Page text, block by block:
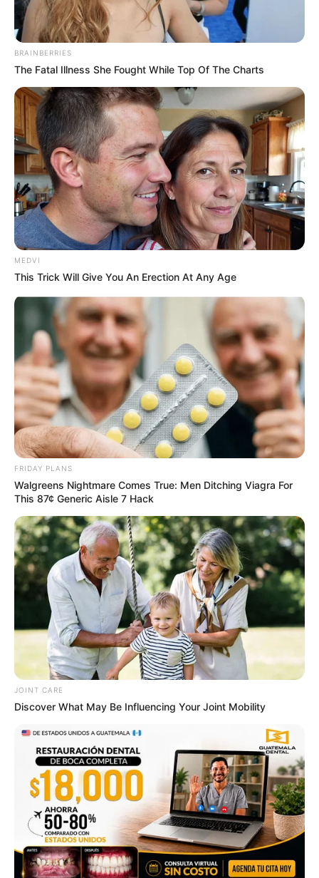
BRAINBERRIES
The Fatal Illness She Fought While Top Of The Charts
MEDVI
This Trick Will Give You An Erection At Any Age
FRIDAY PLANS
Walgreens Nightmare Comes True: Men Ditching Viagra For
This 87¢ Generic Aisle 7 Hack
JOINT CARE
Discover What May Be Influencing Your Joint Mobility